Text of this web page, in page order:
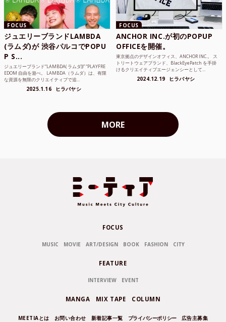
FOCUS
ジュエリーブランドLAMBDA
(ラムダ)が 渋谷パルコでPOPU
P S...
ジュエリーブランド“LAMBDA( ラムダ))” “PLAYFRE
EDOM 自由を遊べ。 LAMBDA（ラムダ）は、有限
な資源を無限のクリエイティブで追...
2025.1.16 ヒラバヤシ
FOCUS
ANCHOR INC.が初のPOPUP
OFFICEを開催。
東京拠点のデザインオフィス、ANCHOR INC.。 ス
トリートウェアブランド、BlackEyePatch を手掛
けるクリエイティブエージェンシーとして...
2024.12.19 ヒラバヤシ
MORE
FOCUS
MUSIC MOVIE ART/DESIGN BOOK FASHION CITY
FEATURE
INTERVIEW EVENT
MANGA MIX TAPE COLUMN
MEETIAとは お問い合わせ 新着記事一覧 プライバシーポリシー 広告主募集